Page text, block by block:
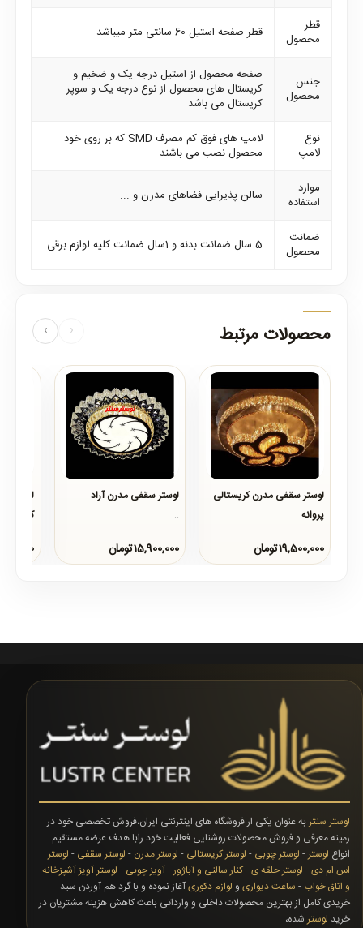
قطر
محصول
قطر صفحه استیل 60 سانتی متر میباشد
جنس
محصول
صفحه محصول از استیل درجه یک و ضخیم و
کریستال های محصول از نوع درجه یک و سوپر
کریستال می باشد
نوع
لامپ
لامپ های فوق کم مصرف SMD که بر روی خود
محصول نصب می باشند
موارد
استفاده
سالن-پذیرایی-فضاهای مدرن و ...
ضمانت
محصول
5 سال ضمانت بدنه و 1سال ضمانت کلیه لوازم برقی
محصولات مرتبط ‹
›
لوستر سقفی مدرن کریستالی
پروانه
..
19,500,000تومان
لوستر سقفی مدرن آراد
..
15,900,000تومان
لوستر
کسری..
لوستر سنتر به عنوان یکی ار فروشگاه های اینترنتی ایران،فروش تخصصی خود در
زمینه معرفی و فروش محصولات روشنایی فعالیت خود رابا هدف عرضه مستقیم
انواع لوستر - لوستر چوبی - لوستر کریستالی - لوستر مدرن - لوستر سقفی - لوستر
اس ام دی- لوستر حلقه ی-کنار سالنی و آباژور-آویز چوبی - لوستر آویز آشپزخانه
و اتاق خواب - ساعت دیواری و لوازم دکوریآغاز نموده و با گرد هم آوردن سبد
خریدی کامل از بهترین محصولات داخلی و وارداتی باعث کاهش هزینه مشتریان در
خرید لوستر شده،